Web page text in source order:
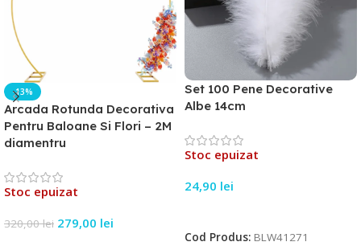
-13%
Arcada Rotunda Decorativa
Pentru Baloane Si Flori – 2M
diamentru
Stoc epuizat
320,00lei 279,00 lei
Set 100 Pene Decorative
Albe 14cm
Stoc epuizat
24,90 lei
Cod Produs: BLW41271